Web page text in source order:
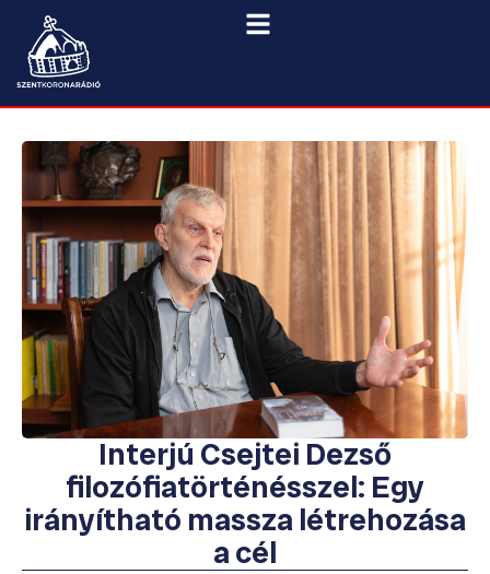
Interjú Csejtei Dezső
filozófiatörténésszel: Egy
irányítható massza létrehozása
a cél